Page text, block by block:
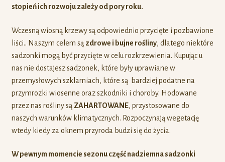
stopień ich rozwoju zależy od pory roku.
Wczesną wiosną krzewy są odpowiednio przycięte i pozbawione
liści.. Naszym celem są zdrowe i bujne rośliny, dlatego niektóre
sadzonki mogą być przycięte w celu rozkrzewienia. Kupując u
nas nie dostajesz sadzonek, które były uprawiane w
przemysłowych szklarniach, które są bardziej podatne na
przymrozki wiosenne oraz szkodniki i choroby. Hodowane
przez nas rośliny są ZAHARTOWANE, przystosowane do
naszych warunków klimatycznych. Rozpoczynają wegetację
wtedy kiedy za oknem przyroda budzi się do życia.
W pewnym momencie sezonu część nadziemna sadzonki